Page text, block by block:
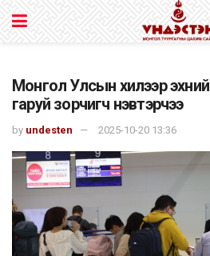
Монгол Улсын хилээр
гаруй зорчигч нэвтэрчээ
by undesten 2025-10-20 13:36